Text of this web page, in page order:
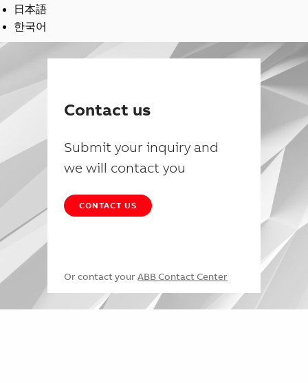
日本語
한국어
Contact us
Submit your inquiry and
we will contact you
CONTACT US
Or contact your ABB Contact Center